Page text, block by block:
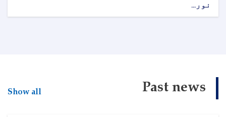
نور...
Past news
Show all